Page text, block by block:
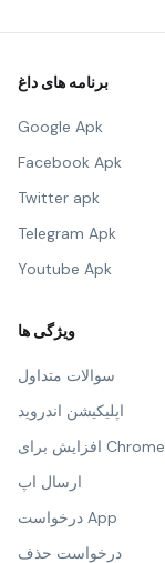
برنامه های داغ
Google Apk
Facebook Apk
Twitter apk
Telegram Apk
Youtube Apk
ویژگی ها
سوالات متداول
اپلیکیشن اندروید
افزایش برای Chrome
ارسال اپ
درخواست App
درخواست حذف